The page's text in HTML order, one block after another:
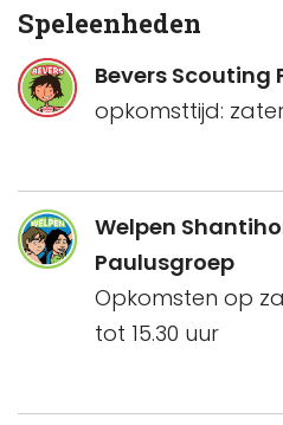
Speleenheden
Bevers Scouting
opkomsttijd:
Welpen
Paulusgroep
Opkomsten op
tot 15.30 uur